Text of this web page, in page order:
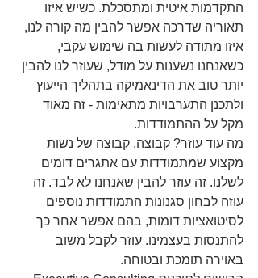
התקדמות איטית ומתסכלת. כשיש איזו
תאוריה שדרכה אפשר להבין מה קורה לנו,
איזו מתודה לעשות בה שימוש עקבי,
כשאנחנו נשענות על מודל, שעוזר לנו להבין
יותר טוב את הדינאמיקה בתהליך הייעוץ
ולתכנן התערבויות מתאימות - זה מאוד
מקל על ההתמודדות.
מה עוד עוזר? קבוצה. קבוצה של נשות
מקצוע שמתמודדות עם אתגרים דומים
לשלנו. זה עוזר להבין שאנחנו לא לבד. זה
עוזה לבחון סגנונות התמודדות נוספים
לסיטואציות דומות, בהם אפשר אחר כך
להתנסות בעצמינו. עוזר לקבל משוב
באוירה תומכת ובטוחה.